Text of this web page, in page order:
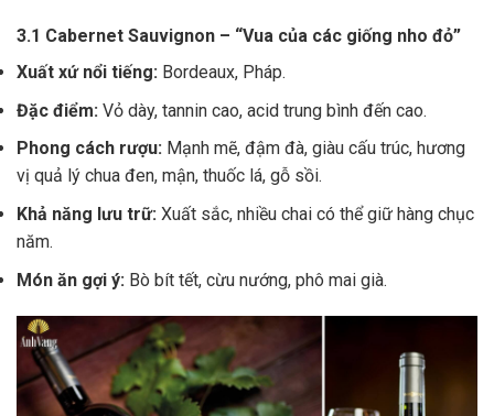
3.1 Cabernet Sauvignon – “Vua của các giống nho đỏ”
Xuất xứ nổi tiếng: Bordeaux, Pháp.
Đặc điểm: Vỏ dày, tannin cao, acid trung bình đến cao.
Phong cách rượu: Mạnh mẽ, đậm đà, giàu cấu trúc, hương
vị quả lý chua đen, mận, thuốc lá, gỗ sồi.
Khả năng lưu trữ: Xuất sắc, nhiều chai có thể giữ hàng chục
năm.
Món ăn gợi ý: Bò bít tết, cừu nướng, phô mai già.